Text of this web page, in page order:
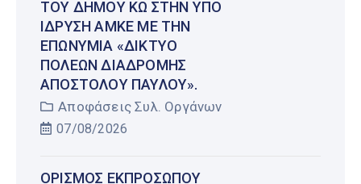
ΤΟΥ ΔΉΜΟΥ ΚΩ ΣΤΗΝ ΥΠΌ
ΊΔΡΥΣΗ ΑΜΚΕ ΜΕ ΤΗΝ
ΕΠΩΝΥΜΊΑ «ΔΊΚΤΥΟ
ΠΌΛΕΩΝ ΔΙΑΔΡΟΜΉΣ
ΑΠΟΣΤΌΛΟΥ ΠΑΎΛΟΥ».
Αποφάσεις Συλ. Οργάνων
07/08/2026
ΟΡΙΣΜΌΣ ΕΚΠΡΟΣΏΠΟΥ